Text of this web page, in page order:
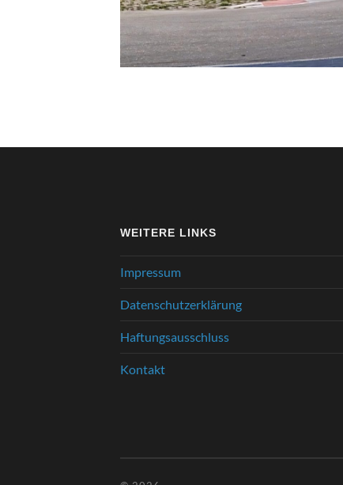
WEITERE LINKS
Impressum
Datenschutzerklärung
Haftungsausschluss
Kontakt